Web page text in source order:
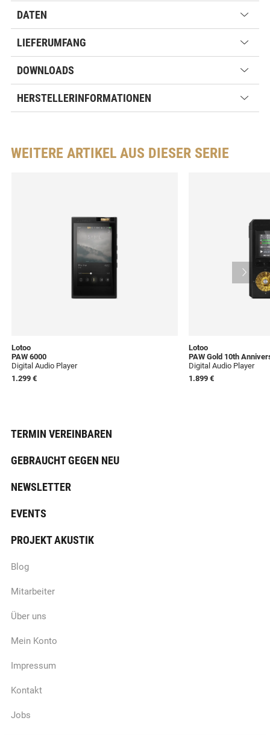
DATEN
LIEFERUMFANG
DOWNLOADS
HERSTELLERINFORMATIONEN
WEITERE ARTIKEL AUS DIESER SERIE
Lotoo
PAW 6000
Digital Audio Player
1.299 €
Lotoo
PAW Gold 10th
Digital Audio Player
1.899 €
TERMIN VEREINBAREN
GEBRAUCHT GEGEN NEU
NEWSLETTER
EVENTS
PROJEKT AKUSTIK
Blog
Mitarbeiter
Über uns
Mein Konto
Impressum
Kontakt
Jobs